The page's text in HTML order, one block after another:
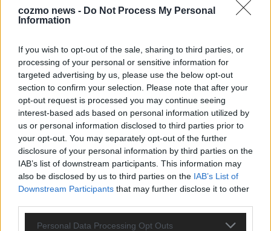
cozmo news - Do Not Process My Personal
Information
If you wish to opt-out of the sale, sharing to third parties, or
processing of your personal or sensitive information for
targeted advertising by us, please use the below opt-out
section to confirm your selection. Please note that after your
opt-out request is processed you may continue seeing
interest-based ads based on personal information utilized by
us or personal information disclosed to third parties prior to
your opt-out. You may separately opt-out of the further
disclosure of your personal information by third parties on the
IAB’s list of downstream participants. This information may
also be disclosed by us to third parties on the IAB’s List of
Downstream Participants that may further disclose it to other
Personal Data Processing Opt Outs
Europa-Park 2026 macht vieles neu
DARA gewinnt verdient, Israel beunruhigend –
unser Kommentar zum ESC 2026
KOMMENTAR
Mai 2026
KOMMENTAR
ESC-Finale morgen: Finnland Favorit, Australien
aufgestiegen – alle 25 Acts im Kurzcheck
Mai 2026